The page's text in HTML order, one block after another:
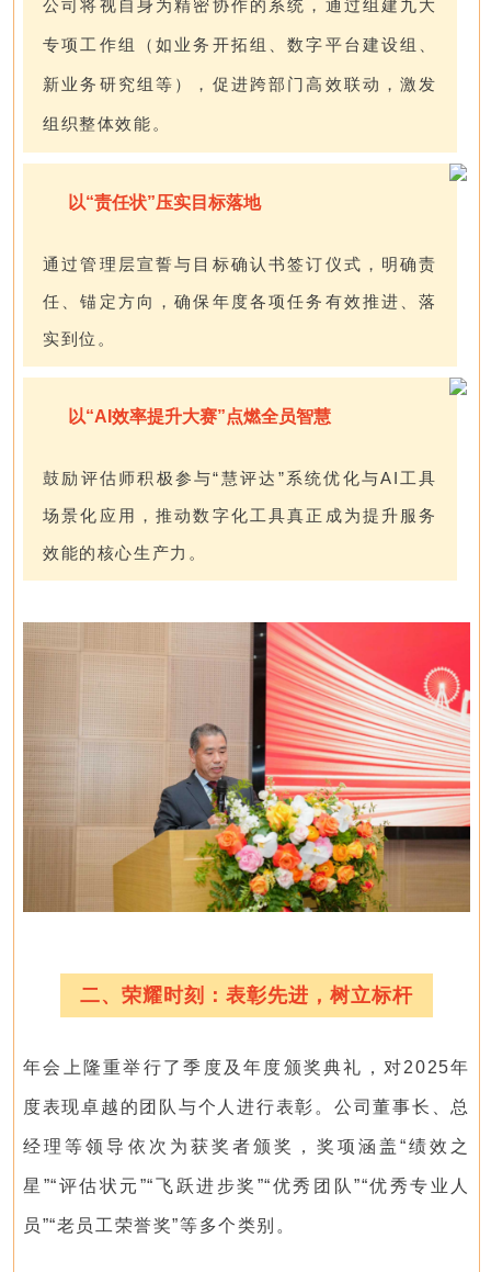
公司将视自身为精密协作的系统，通过组建九大
专项工作组（如业务开拓组、数字平台建设组、
新业务研究组等），促进跨部门高效联动，激发
组织整体效能。
以“责任状”压实目标落地
通过管理层宣誓与目标确认书签订仪式，明确责
任、锚定方向，确保年度各项任务有效推进、落
实到位。
以“AI效率提升大赛”点燃全员智慧
鼓励评估师积极参与“慧评达”系统优化与AI工具
场景化应用，推动数字化工具真正成为提升服务
效能的核心生产力。
二、荣耀时刻：表彰先进，树立标杆
年会上隆重举行了季度及年度颁奖典礼，对2025年
度表现卓越的团队与个人进行表彰。公司董事长、总
经理等领导依次为获奖者颁奖，奖项涵盖“绩效之
星”“评估状元”“飞跃进步奖”“优秀团队”“优秀专业人
员”“老员工荣誉奖”等多个类别。